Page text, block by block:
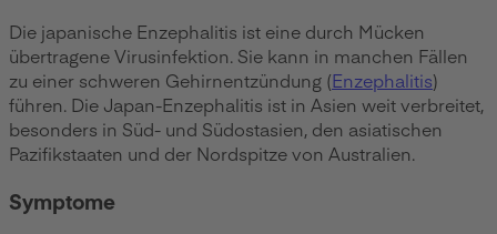
Die japanische Enzephalitis ist eine durch Mücken
übertragene Virusinfektion. Sie kann in manchen Fällen
zu einer schweren Gehirnentzündung (Enzephalitis)
führen. Die Japan-Enzephalitis ist in Asien weit verbreitet,
besonders in Süd- und Südostasien, den asiatischen
Pazifikstaaten und der Nordspitze von Australien.
Symptome